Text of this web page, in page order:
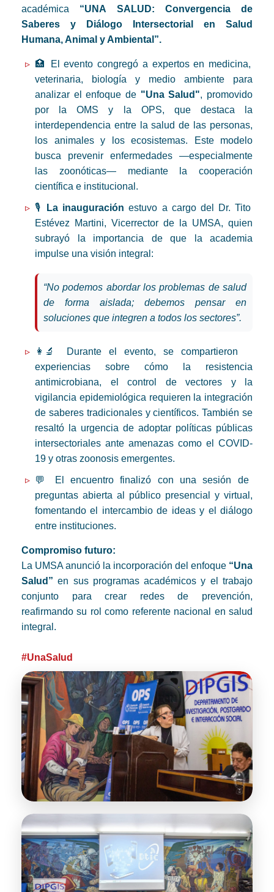
académica “UNA SALUD: Convergencia de
Saberes y Diálogo Intersectorial en Salud
Humana, Animal y Ambiental”.
🏥 El evento congregó a expertos en medicina,
veterinaria, biología y medio ambiente para
analizar el enfoque de "Una Salud", promovido
por la OMS y la OPS, que destaca la
interdependencia entre la salud de las personas,
los animales y los ecosistemas. Este modelo
busca prevenir enfermedades —especialmente
las zoonóticas— mediante la cooperación
científica e institucional.
🎙️ La inauguración estuvo a cargo del Dr. Tito
Estévez Martini, Vicerrector de la UMSA, quien
subrayó la importancia de que la academia
impulse una visión integral:
“No podemos abordar los problemas de salud
de forma aislada; debemos pensar en
soluciones que integren a todos los sectores”.
👩‍🔬 Durante el evento, se compartieron
experiencias sobre cómo la resistencia
antimicrobiana, el control de vectores y la
vigilancia epidemiológica requieren la integración
de saberes tradicionales y científicos. También se
resaltó la urgencia de adoptar políticas públicas
intersectoriales ante amenazas como el COVID-
19 y otras zoonosis emergentes.
💬 El encuentro finalizó con una sesión de
preguntas abierta al público presencial y virtual,
fomentando el intercambio de ideas y el diálogo
entre instituciones.
Compromiso futuro:
La UMSA anunció la incorporación del enfoque “Una
Salud” en sus programas académicos y el trabajo
conjunto para crear redes de prevención,
reafirmando su rol como referente nacional en salud
integral.
#UnaSalud